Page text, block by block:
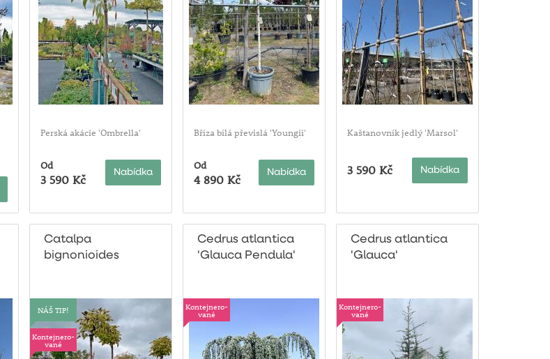
Perská akácie 'Ombrella'
Od
3 590 Kč Nabídka
Bříza bílá převislá 'Youngii'
Od
4 890 Kč Nabídka
Kaštanovník jedlý 'Marsol'
3 590 Kč Nabídka
Catalpa
bignonioides
NÁŠ TIP!
Kontejnero-
vané
Cedrus atlantica
'Glauca Pendula'
Kontejnero-
vané
Cedrus atlantica
'Glauca'
Kontejnero-
vané